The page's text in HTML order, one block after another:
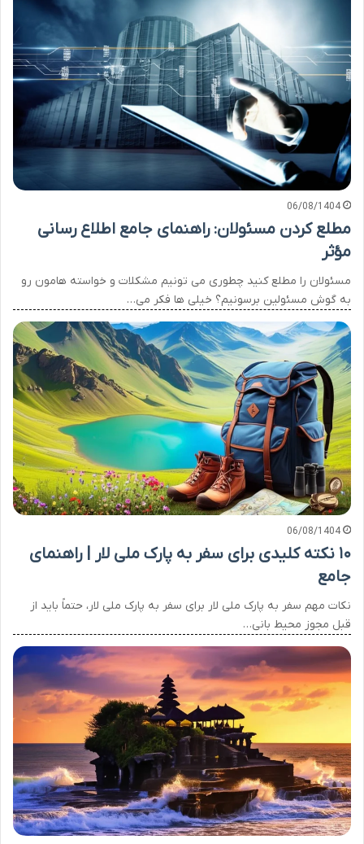
06/08/1404
مطلع کردن مسئولان: راهنمای جامع اطلاع رسانی
مؤثر
مسئولان را مطلع کنید چطوری می تونیم مشکلات و خواسته هامون رو
به گوش مسئولین برسونیم؟ خیلی ها فکر می…
06/08/1404
۱۰ نکته کلیدی برای سفر به پارک ملی لار | راهنمای
جامع
نکات مهم سفر به پارک ملی لار برای سفر به پارک ملی لار، حتماً باید از
قبل مجوز محیط بانی…